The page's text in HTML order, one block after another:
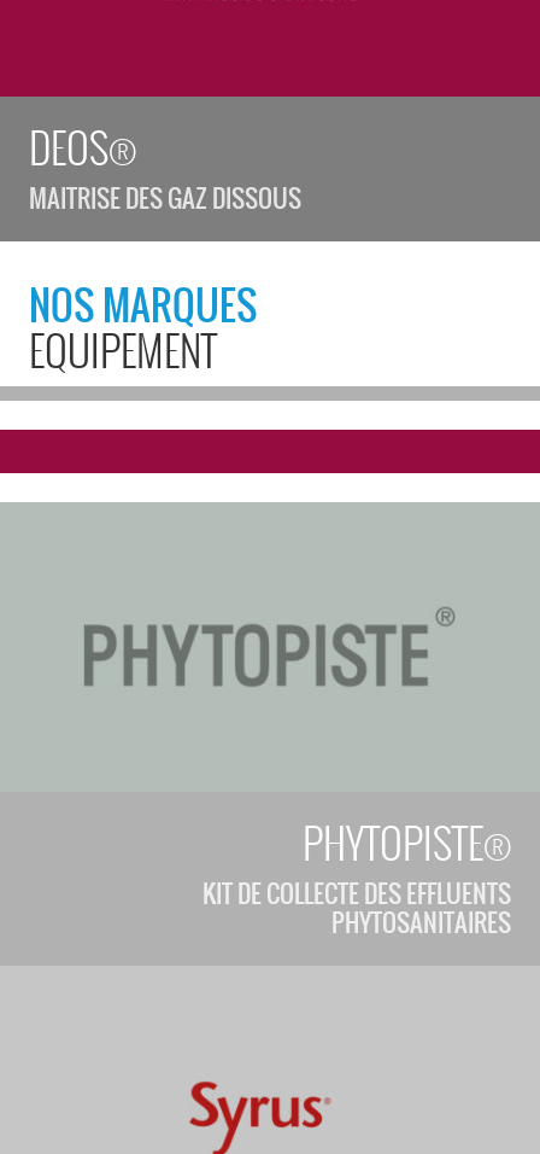
DEOS®
MAITRISE DES GAZ DISSOUS
NOS MARQUES
EQUIPEMENT
PHYTOPISTE®
KIT DE COLLECTE DES EFFLUENTS
PHYTOSANITAIRES